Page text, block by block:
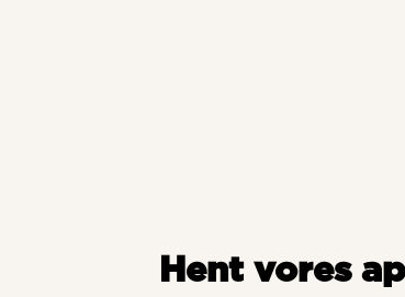
Hent vores